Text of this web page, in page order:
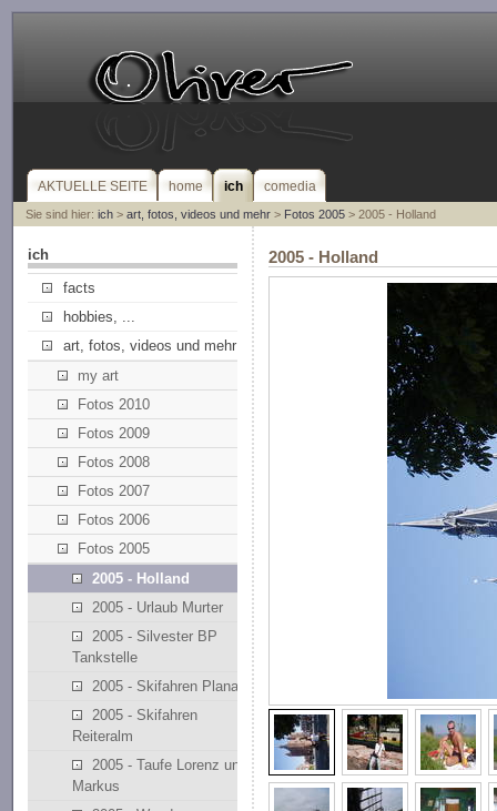
AKTUELLE SEITE home ich comedia
Sie sind hier: ich> art, fotos, videos und mehr> Fotos 2005> 2005 - Holland
ich
facts
hobbies, ...
art, fotos, videos und mehr
my art
Fotos 2010
Fotos 2009
Fotos 2008
Fotos 2007
Fotos 2006
Fotos 2005
2005 - Holland
2005 - Urlaub Murter
2005 - Silvester BP
Tankstelle
2005 - Skifahren Planai
2005 - Skifahren
Reiteralm
2005 - Taufe Lorenz und
Markus
2005 - Holland